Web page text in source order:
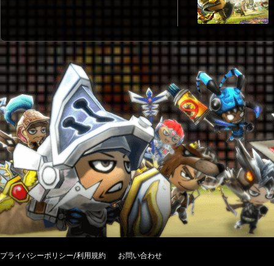
プライバシーポリシー/利用規約 お問い合わせ